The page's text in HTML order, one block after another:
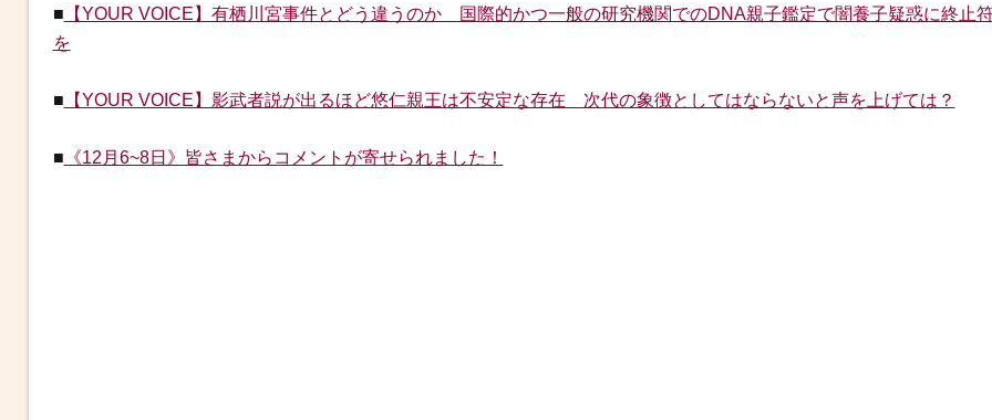
■ 【YOUR VOICE】有栖川宮事件とどう違うのか 国際的かつ一般の研究機関でのDNA親子鑑定で闇養子疑惑に終止
を
■ 【YOUR VOICE】影武者説が出るほど悠仁親王は不安定な存在 次代の象徴としてはならないと声を上げては？
■ 《12月6~8日》皆さまからコメントが寄せられました！